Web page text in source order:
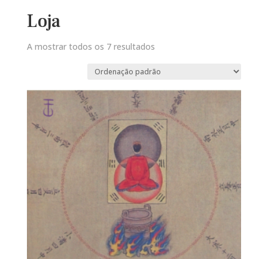
Loja
A mostrar todos os 7 resultados